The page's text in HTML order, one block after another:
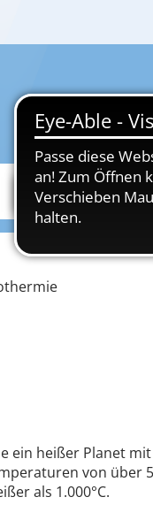
Sport &
ein heißer Planet
von über
als 1.000°C.